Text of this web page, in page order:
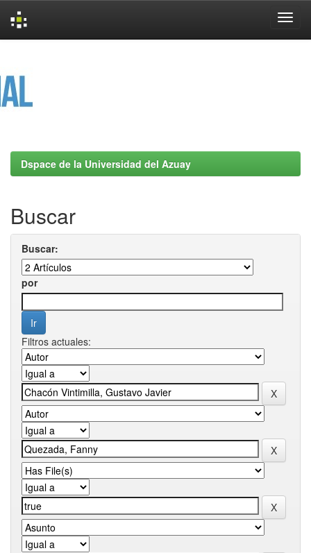
Dspace de la Universidad del Azuay
Buscar
Buscar:
por
Filtros actuales: